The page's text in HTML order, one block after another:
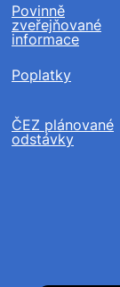
Povinně
zveřejňované
informace
Poplatky
ČEZ plánované
odstávky